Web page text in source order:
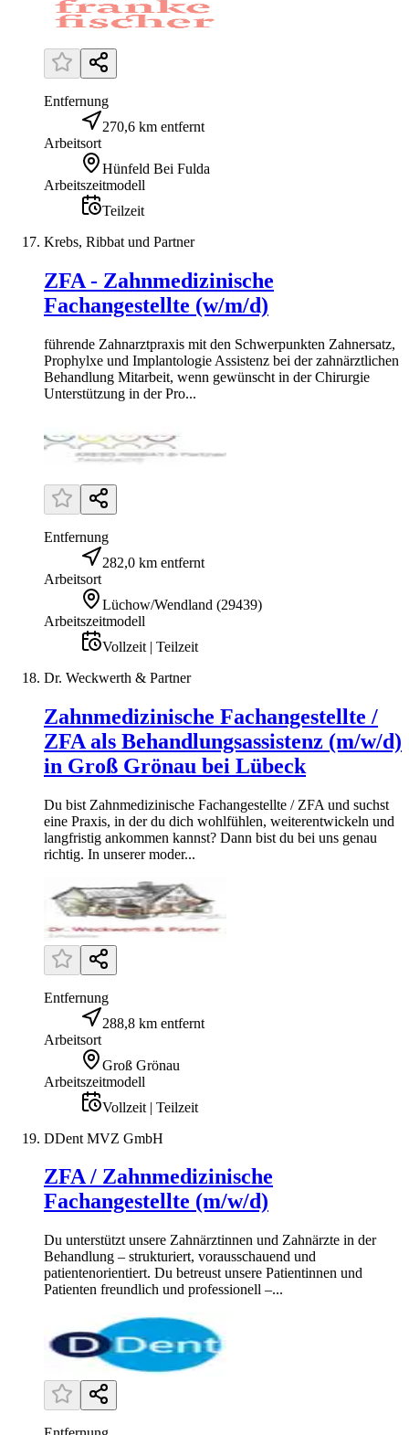
Entfernung
270,6 km entfernt
Arbeitsort
Hünfeld Bei Fulda
Arbeitszeitmodell
Teilzeit
Krebs, Ribbat und Partner
ZFA - Zahnmedizinische
Fachangestellte (w/m/d)
führende Zahnarztpraxis mit den Schwerpunkten Zahnersatz,
Prophylxe und Implantologie Assistenz bei der zahnärztlichen
Behandlung Mitarbeit, wenn gewünscht in der Chirurgie
Unterstützung in der Pro...
Entfernung
282,0 km entfernt
Arbeitsort
Lüchow/Wendland (29439)
Arbeitszeitmodell
Vollzeit | Teilzeit
Dr. Weckwerth & Partner
Zahnmedizinische Fachangestellte /
ZFA als Behandlungsassistenz (m/w/d)
in Groß Grönau bei Lübeck
Du bist Zahnmedizinische Fachangestellte / ZFA und suchst
eine Praxis, in der du dich wohlfühlen, weiterentwickeln und
langfristig ankommen kannst? Dann bist du bei uns genau
richtig. In unserer moder...
Entfernung
288,8 km entfernt
Arbeitsort
Groß Grönau
Arbeitszeitmodell
Vollzeit | Teilzeit
DDent MVZ GmbH
ZFA / Zahnmedizinische
Fachangestellte (m/w/d)
Du unterstützt unsere Zahnärztinnen und Zahnärzte in der
Behandlung – strukturiert, vorausschauend und
patientenorientiert. Du betreust unsere Patientinnen und
Patienten freundlich und professionell –...